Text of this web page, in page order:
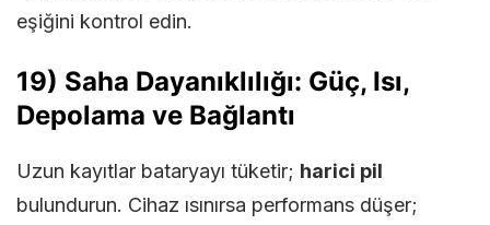
eşiğini kontrol edin.
19) Saha Dayanıklılığı: Güç, Isı,
Depolama ve Bağlantı
Uzun kayıtlar bataryayı tüketir; harici pil
bulundurun. Cihaz ısınırsa performans düşer;